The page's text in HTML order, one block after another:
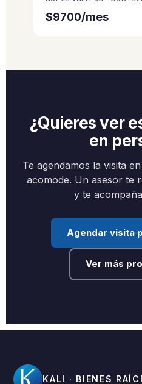
$9700/mes
¿Quieres ver
en
Te agendamos la visita
acomode. Un asesor te
y te
Agendar visita
Ver más
KALI · BIENES